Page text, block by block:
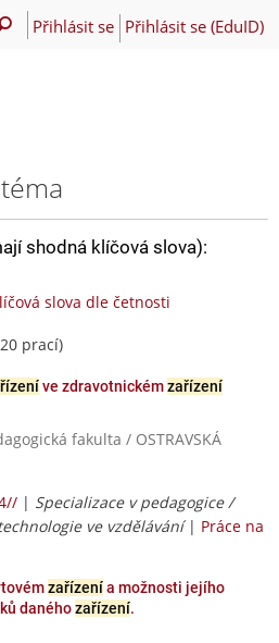
Přihlásit se Přihlásit se (EduID)
shodná klíčová slova):
slova dle četnosti
prací)
ve zdravotnickémzařízení
fakulta / OSTRAVSKÁ
| Specializace v pedagogice /
ve vzdělávání| Práce na
zařízenía možnosti jejího
danéhozařízení.